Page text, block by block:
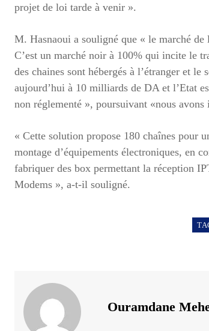
projet de loi tarde à venir ».
M. Hasnaoui a souligné que « le marché
C’est un marché noir à 100% qui incite le
des chaines sont hébergés à l’étranger et
aujourd’hui à 10 milliards de DA et l’Etat
non réglementé », poursuivant «nous
« Cette solution propose 180 chaînes pour
montage d’équipements électroniques, en
fabriquer des box permettant la réception
Modems », a-t-il souligné.
Ouramdane